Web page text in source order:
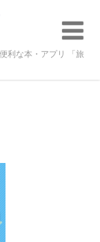
利な本・アプリ 「旅